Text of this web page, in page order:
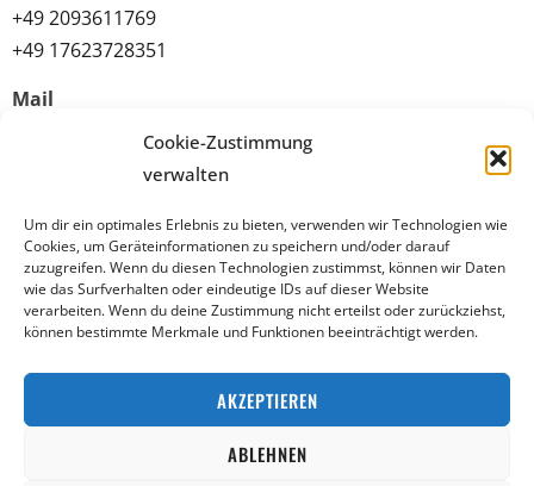
Cookie-Zustimmung
verwalten
Um dir ein optimales Erlebnis zu bieten, verwenden wir Technologien wie
Cookies, um Geräteinformationen zu speichern und/oder darauf
zuzugreifen. Wenn du diesen Technologien zustimmst, können wir Daten
wie das Surfverhalten oder eindeutige IDs auf dieser Website
verarbeiten. Wenn du deine Zustimmung nicht erteilst oder zurückziehst,
können bestimmte Merkmale und Funktionen beeinträchtigt werden.
AKZEPTIEREN
ABLEHNEN
+49 2093611769
+49 17623728351
Mail
info@sultansaray-ge.de
Datenschutz
Allgemeine Geschäftsbedingungen (AGB)
Impressum
Widerrufsbelehrung
* Zusatzstoffe